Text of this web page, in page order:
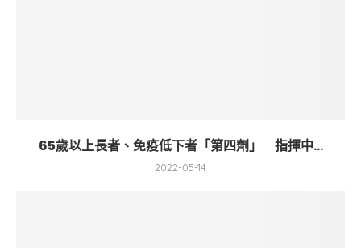
65歲以上長者、免疫低下者「第四劑」 指揮中...
2022-05-14